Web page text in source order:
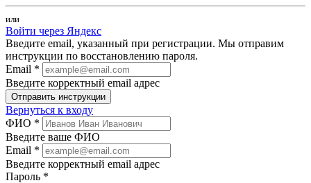
или
Войти через Яндекс
Введите email, указанный при регистрации. Мы отправим
инструкции по восстановлению пароля.
Email *
Введите корректный email адрес
Отправить инструкции
Вернуться к входу
ФИО *
Введите ваше ФИО
Email *
Введите корректный email адрес
Пароль *